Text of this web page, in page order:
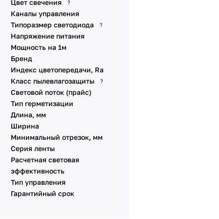
A240 24V 10mm 22 W/m
B96 24V 10mm 23 W/m
C60 24V 12mm 27 W/m
DMX
SPI
Стабилизированные IC
Питание от сети 230V
Специализированные
Линзованные
мм
мм
Аксессуары для
Цвет свечения
?
Каналы управления
Типоразмер светодиода
?
Напряжение питания
Мощность на 1м
Бренд
Индекс цветопередачи, Ra
Класс пылевлагозащиты
?
Световой поток (прайс)
Тип герметизации
Длина, мм
Ширина
Минимальный отрезок, мм
Серия ленты
Расчетная световая
эффективность
Тип управления
Гарантийный срок